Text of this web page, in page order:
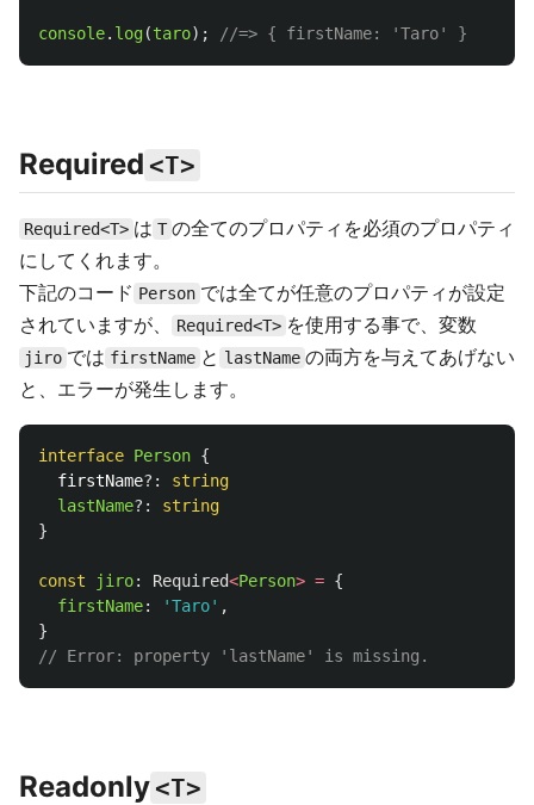
console. log(taro); //=> { firstName: 'Taro' }
Required <T>
Required<T> は T の全てのプロパティを必須のプロパティ
にしてくれます。
下記のコード Person では全てが任意のプロパティが設定
されていますが、
Required<T> を使用する事で、変数
jiro では firstName と lastName の両方を与えてあげない
と、エラーが発生します。
interface Person {
firstName?:
string
lastName?:
string
}
const jiro: Required<Person> = {
firstName: 'Taro' ,
}
// Error: property 'lastName' is missing.
Readonly <T>